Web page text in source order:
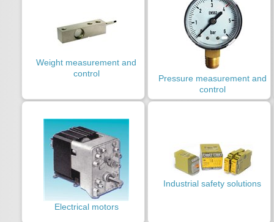
Weight measurement and
control
Pressure measurement and
control
Electrical motors
Industrial safety solutions